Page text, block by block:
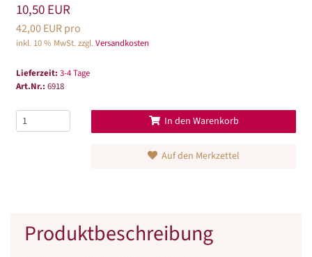
10,50 EUR
42,00 EUR pro
inkl. 10 % MwSt. zzgl.Versandkosten
Lieferzeit: 3-4 Tage
Art.Nr.: 6918
In den Warenkorb
Auf den Merkzettel
Produktbeschreibung